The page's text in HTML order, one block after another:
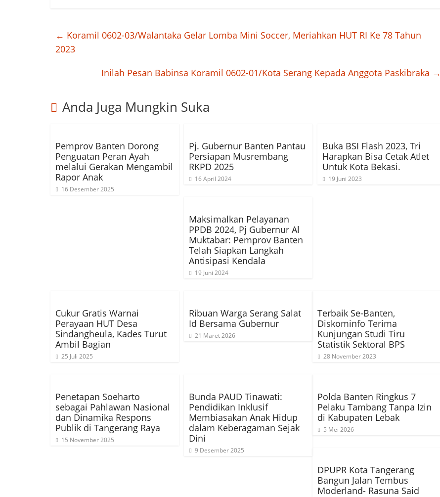
← Koramil 0602-03/Walantaka Gelar Lomba Mini Soccer, Meriahkan HUT RI Ke 78 Tahun
2023
Inilah Pesan Babinsa Koramil 0602-01/Kota Serang Kepada Anggota Paskibraka →
Anda Juga Mungkin Suka
Pemprov Banten Dorong
Penguatan Peran Ayah
melalui Gerakan Mengambil
Rapor Anak
16 Desember 2025
Pj. Gubernur Banten Pantau
Persiapan Musrembang
RKPD 2025
16 April 2024
Buka BSI Flash 2023, Tri
Harapkan Bisa Cetak Atlet
Untuk Kota Bekasi.
19 Juni 2023
Maksimalkan Pelayanan
PPDB 2024, Pj Gubernur Al
Muktabar: Pemprov Banten
Telah Siapkan Langkah
Antisipasi Kendala
19 Juni 2024
Cukur Gratis Warnai
Perayaan HUT Desa
Sindangheula, Kades Turut
Ambil Bagian
25 Juli 2025
Ribuan Warga Serang Salat
Id Bersama Gubernur
21 Maret 2026
Terbaik Se-Banten,
Diskominfo Terima
Kunjungan Studi Tiru
Statistik Sektoral BPS
28 November 2023
Penetapan Soeharto
sebagai Pahlawan Nasional
dan Dinamika Respons
Publik di Tangerang Raya
15 November 2025
Bunda PAUD Tinawati:
Pendidikan Inklusif
Membiasakan Anak Hidup
dalam Keberagaman Sejak
Dini
9 Desember 2025
Polda Banten Ringkus 7
Pelaku Tambang Tanpa Izin
di Kabupaten Lebak
5 Mei 2026
DPUPR Kota Tangerang
Bangun Jalan Tembus
Moderland- Rasuna Said